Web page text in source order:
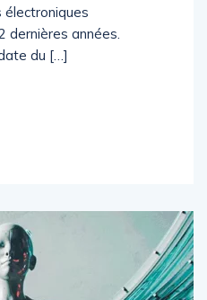
électroniques
dernières années.
du […]